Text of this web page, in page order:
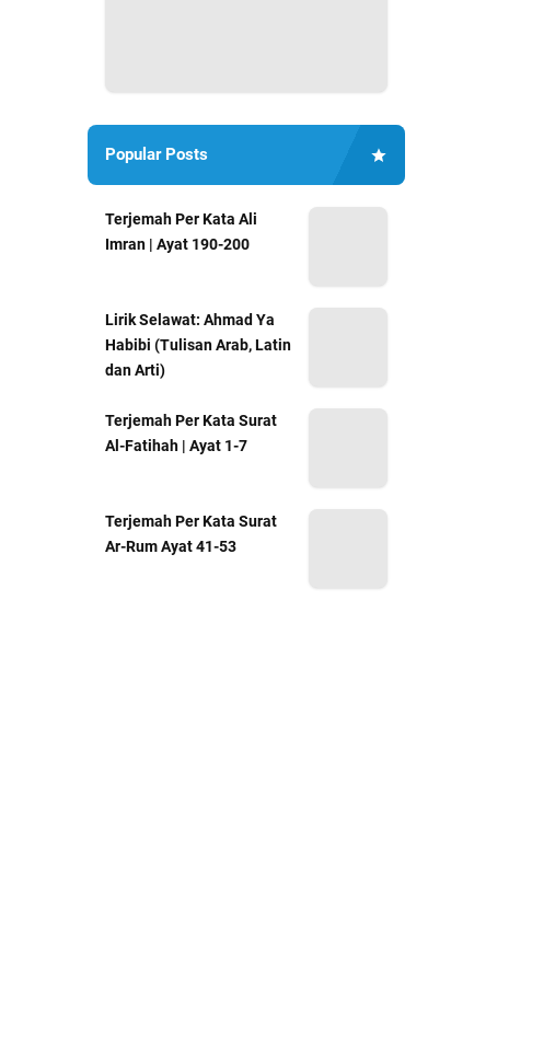
Popular Posts
Terjemah Per Kata Ali
Imran | Ayat 190-200
Lirik Selawat: Ahmad Ya
Habibi (Tulisan Arab, Latin
dan Arti)
Terjemah Per Kata Surat
Al-Fatihah | Ayat 1-7
Terjemah Per Kata Surat
Ar-Rum Ayat 41-53